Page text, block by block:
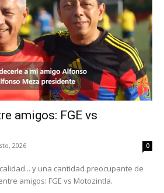
amigos: FGE vs
2026 0
y una cantidad preocupante de
amigos: FGE vs Motozintla.